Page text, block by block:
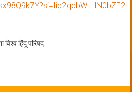
विश्व हिंदू परिषद